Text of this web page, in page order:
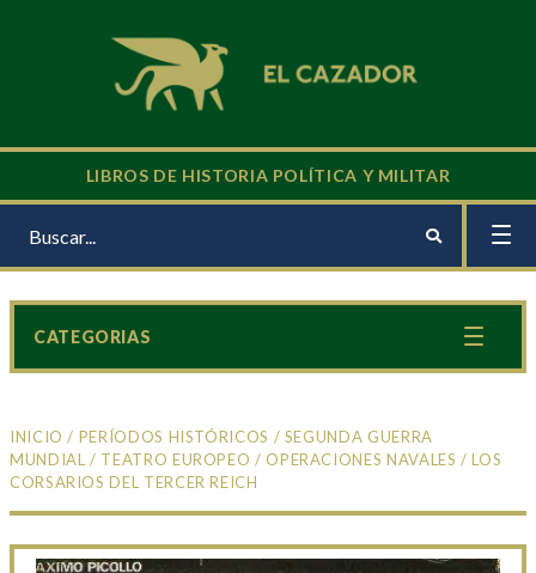
LIBROS DE HISTORIA POLÍTICA Y MILITAR
INICIO / PERÍODOS HISTÓRICOS / SEGUNDA GUERRA
MUNDIAL / TEATRO EUROPEO /OPERACIONES NAVALES / LOS
CORSARIOS DEL TERCER REICH
CATEGORIAS